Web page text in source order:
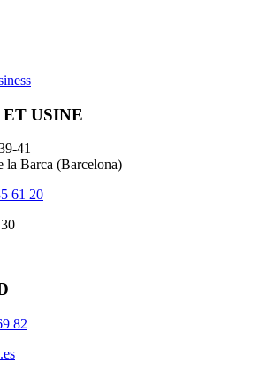
USINE
41
la Barca (Barcelona)
61 20
82